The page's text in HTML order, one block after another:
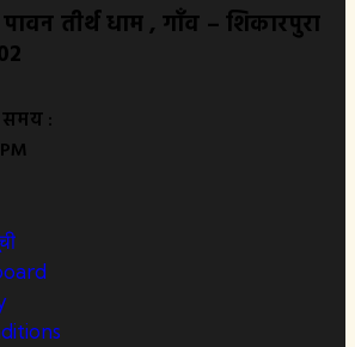
तीर्थ धाम , गाँव – शिकारपुरा
: